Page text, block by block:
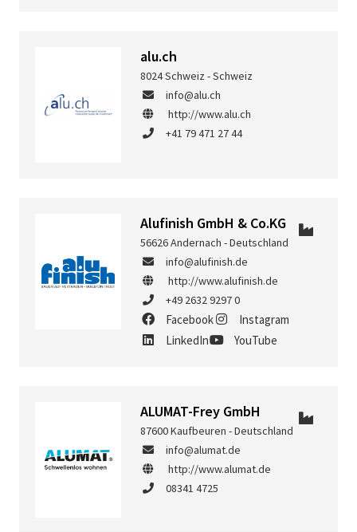
alu.ch
8024 Schweiz - Schweiz
info@alu.ch
http://www.alu.ch
+41 79 471 27 44
Alufinish GmbH & Co.KG
56626 Andernach - Deutschland
info@alufinish.de
http://www.alufinish.de
+49 2632 9297 0
Facebook
Instagram
LinkedIn
YouTube
ALUMAT-Frey GmbH
87600 Kaufbeuren - Deutschland
info@alumat.de
http://www.alumat.de
08341 4725